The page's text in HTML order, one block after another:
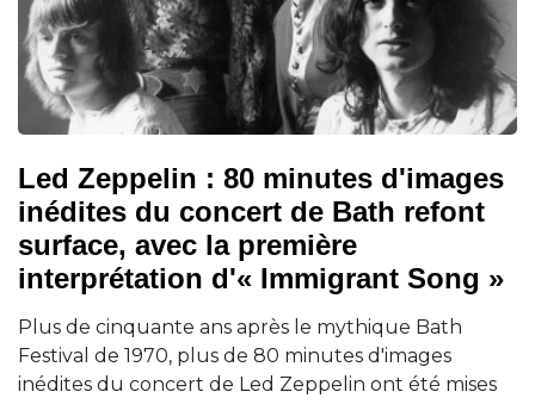
Led Zeppelin : 80 minutes d'images
inédites du concert de Bath refont
surface, avec la première
interprétation d'« Immigrant Song »
Plus de cinquante ans après le mythique Bath
Festival de 1970, plus de 80 minutes d'images
inédites du concert de Led Zeppelin ont été mises